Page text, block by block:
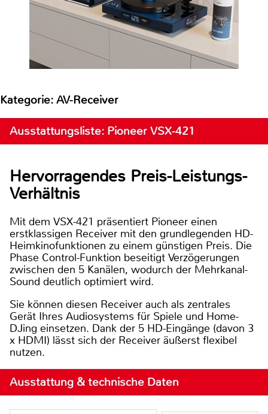
Kategorie: AV-Receiver
Ausstattungsliste: Pioneer VSX-421
Hervorragendes Preis-Leistungs-
Verhältnis
Mit dem VSX-421 präsentiert Pioneer einen
erstklassigen Receiver mit den grundlegenden HD-
Heimkinofunktionen zu einem günstigen Preis. Die
Phase Control-Funktion beseitigt Verzögerungen
zwischen den 5 Kanälen, wodurch der Mehrkanal-
Sound deutlich optimiert wird.
Sie können diesen Receiver auch als zentrales
Gerät Ihres Audiosystems für Spiele und Home-
DJing einsetzen. Dank der 5 HD-Eingänge (davon 3
x HDMI) lässt sich der Receiver äußerst flexibel
nutzen.
Ausstattung & technische Daten